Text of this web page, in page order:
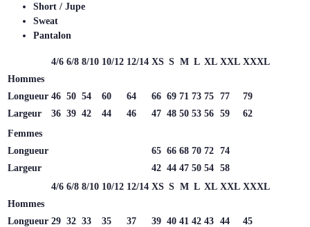
Short / Jupe
Sweat
Pantalon
4/6 6/8 8/10 10/12 12/14 XS S M L XL XXL XXXL
Hommes
Longueur 46 50 54 60 64 66 69 71 73 75 77
79
Largeur
36 39 42 44 46 47 48 50 53 56 59
62
Femmes
Longueur
65 66 68 70 72 74
Largeur
42 44 47 50 54 58
4/6 6/8 8/10 10/12 12/14 XS S M L XL XXL XXXL
Hommes
Longueur 29 32 33 35 37 39 40 41 42 43 44
45